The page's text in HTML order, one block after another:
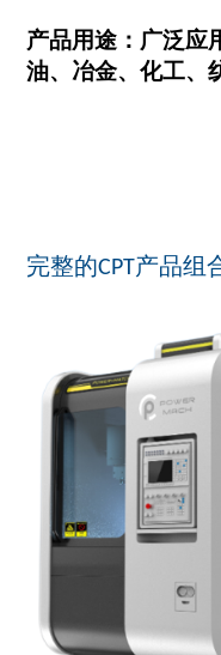
产品用途：广泛应
油、冶金、化工、
完整的CPT产品组